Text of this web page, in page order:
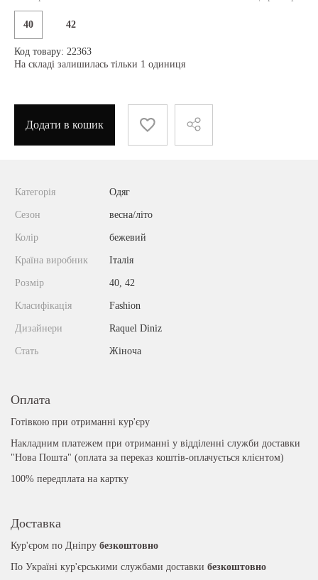
40 42
Код товару: 22363
На складі залишилась тільки 1 одиниця
Додати в кошик
Категорія Одяг
Сезон весна/літо
Колір бежевий
Країна виробник Італія
Розмір 40, 42
Класифікація Fashion
Дизайнери Raquel Diniz
Стать Жіноча
Оплата
Готівкою при отриманні кур'єру
Накладним платежем при отриманні у відділенні служби доставки
"Нова Пошта" (оплата за переказ коштів-оплачується клієнтом)
100% передплата на картку
Доставка
Кур'єром по Дніпру безкоштовно
По Україні кур'єрськими службами доставки безкоштовно